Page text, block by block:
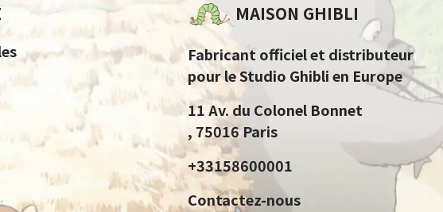
MAISON GHIBLI
Fabricant officiel et distributeur
pour le Studio Ghibli en Europe
11 Av. du Colonel Bonnet
, 75016 Paris
+33158600001
Contactez-nous